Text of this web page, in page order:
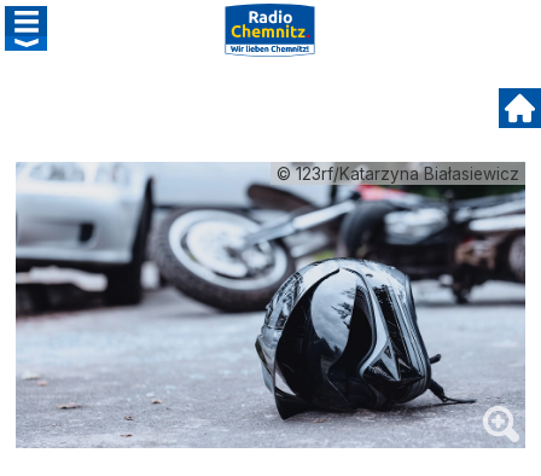
© 123rf/Katarzyna Białasiewicz